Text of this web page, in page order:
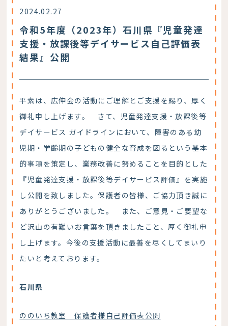
2024.02.27
令和5年度（2023年）石川県『児童発達
支援・放課後等デイサービス自己評価表
結果』公開
平素は、広伸会の活動にご理解とご支援を賜り、厚く
御礼申し上げます。 さて、児童発達支援・放課後等
デイサービス ガイドラインにおいて、障害のある幼
児期・学齢期の子どもの健全な育成を図るという基本
的事項を策定し、業務改善に努めることを目的とした
『児童発達支援・放課後等デイサービス評価』を実施
し公開を致しました。保護者の皆様、ご協力頂き誠に
ありがとうございました。 また、ご意見・ご要望な
ど沢山の有難いお言葉を頂きましたこと、厚く御礼申
し上げます。今後の支援活動に最善を尽くしてまいり
たいと考えております。
石川県
ののいち教室 保護者様自己評価表公開